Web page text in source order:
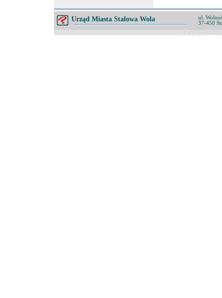
Urząd Miasta Stalowa Wola
ul.
37-450